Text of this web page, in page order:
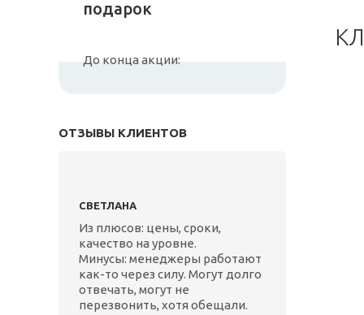
подарок
До конца акции:
ОТЗЫВЫ КЛИЕНТОВ
СВЕТЛАНА
Из плюсов: цены, сроки,
качество на уровне.
Минусы: менеджеры работают
как-то через силу. Могут долго
отвечать, могут не
перезвонить, хотя обещали.